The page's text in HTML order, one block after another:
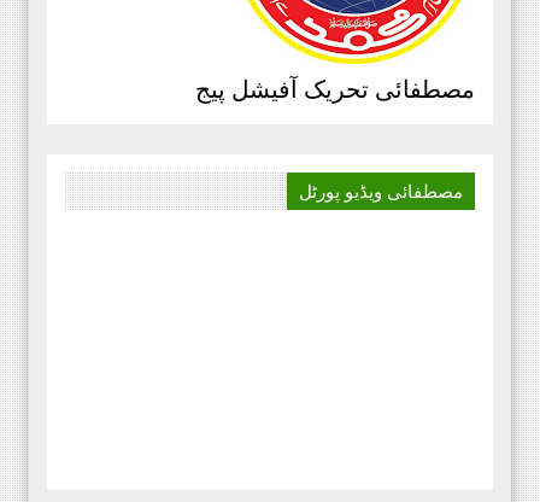
مصطفائی تحریک آفیشل پیج
مصطفائی ویڈیو پورٹل
2020ء،مصطفائی تحریک،جناب حافظ
قاسم مصطفائی سیکرٹری جنرل
پیغام بنام ذمہ داران مصطفائی
‏صوبائی سرکلر نمبر 4 پنجاب
شمالی ،مورخہ 13 جولائی 2020 ۔۔۔